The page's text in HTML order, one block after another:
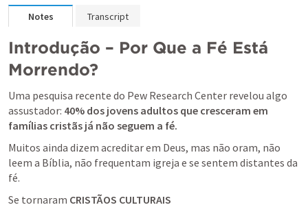
Notes Transcript
Introdução – Por Que a Fé Está
Morrendo?
Uma pesquisa recente do Pew Research Center revelou algo
assustador: 40% dos jovens adultos que cresceram em
famílias cristãs já não seguem a fé.
Muitos ainda dizem acreditar em Deus, mas não oram, não
leem a Bíblia, não frequentam igreja e se sentem distantes da
fé.
Se tornaram CRISTÃOS CULTURAIS